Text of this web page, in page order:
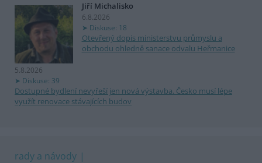
Jiří Michalisko
6.8.2026
Diskuse: 18
Otevřený dopis ministerstvu průmyslu a
obchodu ohledně sanace odvalu Heřmanice
5.8.2026
Diskuse: 39
Dostupné bydlení nevyřeší jen nová výstavba. Česko musí lépe
využít renovace stávajících budov
rady a návody